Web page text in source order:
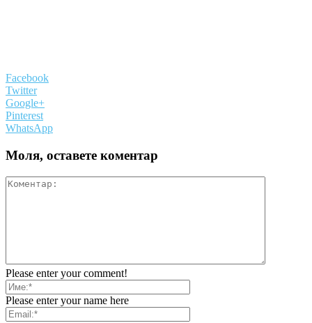
Facebook
Twitter
Google+
Pinterest
WhatsApp
Моля, оставете коментар
Please enter your comment!
Please enter your name here